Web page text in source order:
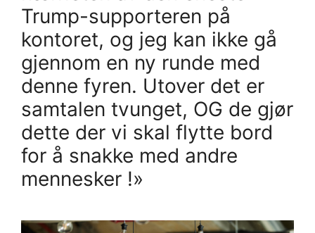
Trump-supporteren på
kontoret, og jeg kan ikke gå
gjennom en ny runde med
denne fyren. Utover det er
samtalen tvunget, OG de gjør
dette der vi skal flytte bord
for å snakke med andre
mennesker !»